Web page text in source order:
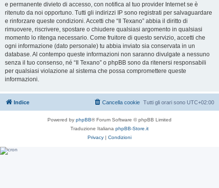
e permanente divieto di accesso, con notifica al tuo provider Internet se è
ritenuto da noi opportuno. Tutti gli indirizzi IP sono registrati per salvaguardare
e rinforzare queste condizioni. Accetti che “Il Texano” abbia il diritto di
rimuovere, riscrivere, spostare o chiudere qualsiasi argomento in qualsiasi
momento lo ritenga necessario. Come fruitore di questo servizio, accetti che
ogni informazione (dato personale) tu abbia inviato sia conservata in un
database. Al contempo queste informazioni non saranno divulgate a nessuno
senza il tuo consenso, né “Il Texano” o phpBB sono da ritenersi responsabili
per qualsiasi violazione al sistema che possa compromettere queste
informazioni.
Indice Tutti gli orari sono UTC+02:00
Cancella cookie
Powered by phpBB® Forum Software © phpBB Limited
Traduzione Italiana phpBB-Store.it
Privacy | Condizioni